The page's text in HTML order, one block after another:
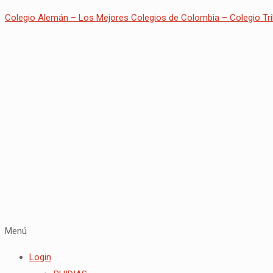
Colegio Alemán – Los Mejores Colegios de Colombia – Colegio
Menú
Login